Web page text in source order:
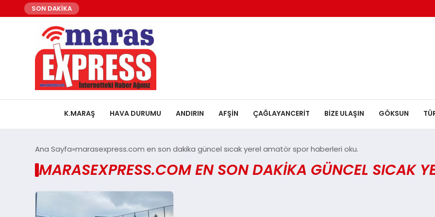
SON DAKİKA
K.MARAŞ HAVA DURUMU ANDIRIN AFŞİN ÇAĞLAYANCERİT BİZE ULAŞIN GÖKSUN
Ana Sayfa marasexpress.com en son dakika güncel sıcak yerel amatör spor haberleri oku.
MARASEXPRESS.COM EN SON DAKIKA GÜNCEL SICAK